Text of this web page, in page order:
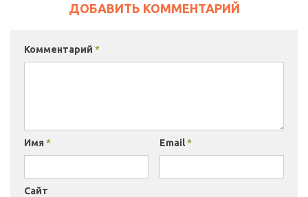
ДОБАВИТЬ КОММЕНТАРИЙ
Комментарий *
Имя * Email*
Сайт